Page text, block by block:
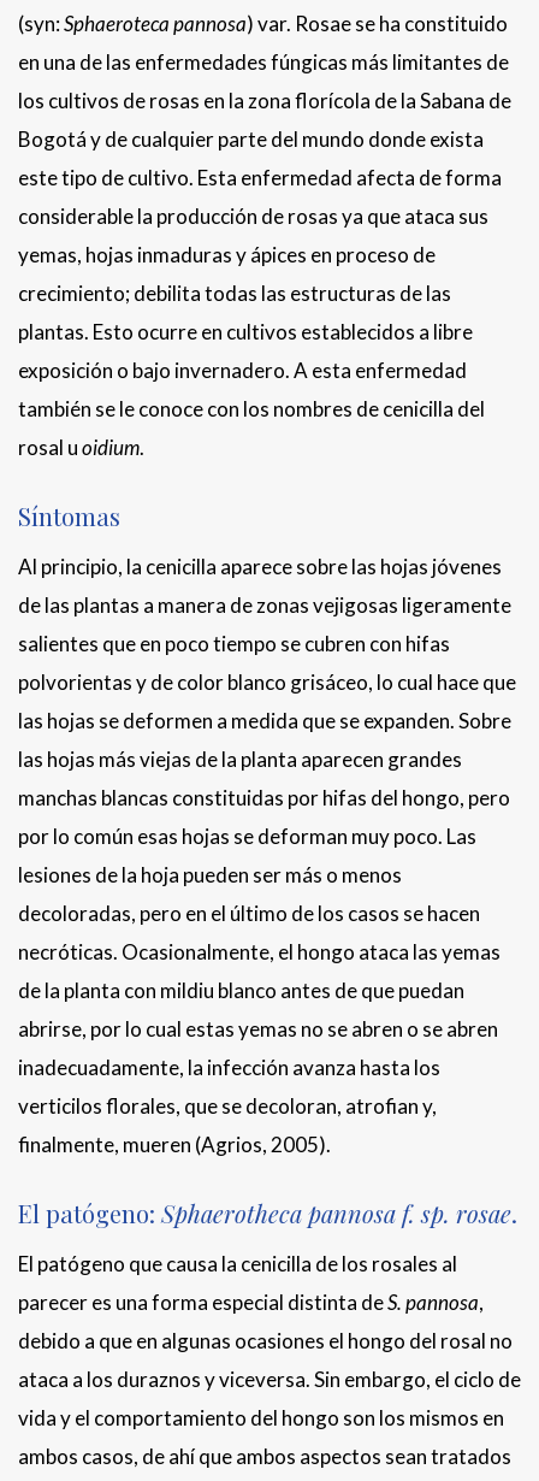
(syn:Sphaeroteca pannosa) var. Rosae se ha constituido
en una de las enfermedades fúngicas más limitantes de
los cultivos de rosas en la zona florícola de la Sabana de
Bogotá y de cualquier parte del mundo donde exista
este tipo de cultivo. Esta enfermedad afecta de forma
considerable la producción de rosas ya que ataca sus
yemas, hojas inmaduras y ápices en proceso de
crecimiento; debilita todas las estructuras de las
plantas. Esto ocurre en cultivos establecidos a libre
exposición o bajo invernadero. A esta enfermedad
también se le conoce con los nombres de cenicilla del
rosal uoidium.
Síntomas
Al principio, la cenicilla aparece sobre las hojas jóvenes
de las plantas a manera de zonas vejigosas ligeramente
salientes que en poco tiempo se cubren con hifas
polvorientas y de color blanco grisáceo, lo cual hace que
las hojas se deformen a medida que se expanden. Sobre
las hojas más viejas de la planta aparecen grandes
manchas blancas constituidas por hifas del hongo, pero
por lo común esas hojas se deforman muy poco. Las
lesiones de la hoja pueden ser más o menos
decoloradas, pero en el último de los casos se hacen
necróticas. Ocasionalmente, el hongo ataca las yemas
de la planta con mildiu blanco antes de que puedan
abrirse, por lo cual estas yemas no se abren o se abren
inadecuadamente, la infección avanza hasta los
verticilos florales, que se decoloran, atrofian y,
finalmente, mueren (Agrios, 2005).
El patógeno:Sphaerotheca pannosa f. sp. rosae.
El patógeno que causa la cenicilla de los rosales al
parecer es una forma especial distinta deS. pannosa,
debido a que en algunas ocasiones el hongo del rosal no
ataca a los duraznos y viceversa. Sin embargo, el ciclo de
vida y el comportamiento del hongo son los mismos en
ambos casos, de ahí que ambos aspectos sean tratados